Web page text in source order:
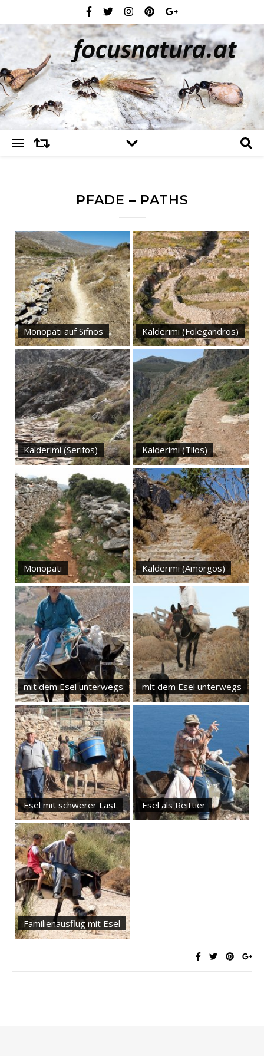
PFADE – PATHS
Monopati auf Sifnos Kalderimi (Folegandros)
Kalderimi (Serifos) Kalderimi (Tilos)
Monopati Kalderimi (Amorgos)
mit dem Esel unterwegs mit dem Esel unterwegs
Esel mit schwerer Last Esel als Reittier
Familienausflug mit Esel